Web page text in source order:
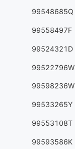
99548685Q
99558497F
99524321D
99522796W
99598236W
99533265Y
99553108T
99593586K